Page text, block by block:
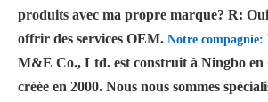
produits avec ma propre marque? R:
offrir des services OEM. Notre compagnie:
M&E Co., Ltd. est construit à Ningbo en
créée en 2000. Nous nous sommes